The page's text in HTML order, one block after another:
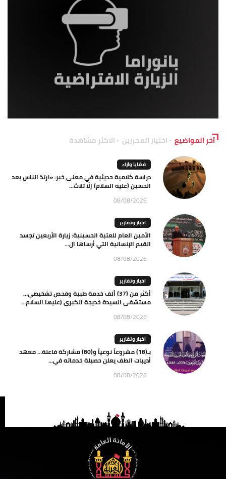
آخر المواضيع اختيار المحررين الاكثر مشاهدة
قضايا وآراء
دراسة كلامية حديثية في معنى خبر: «ارتدّ الناس بعد
الحسين (عليه السلام) إلّا ثلاث...
08/08/2026
اخبار وتقارير
الأمين العام للعتبة الحسينية: زيارة الأربعين تجسد
القيم الإنسانية التي أرساها ال...
08/08/2026
اخبار وتقارير
أكثر من (37) ألف خدمة طبية وفحص تشخيصي…
مستشفى السيدة خديجة الكبرى (عليها السلام...
08/08/2026
اخبار وتقارير
بـ(18) مشروعاً نوعياً و(80) مشاركة فاعلة… معهد
أديبات الطف يعلن حصيلة خدماته في...
08/08/2026